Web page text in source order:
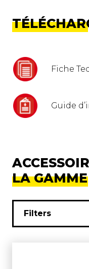
Fiche
Guide
LA
Filters